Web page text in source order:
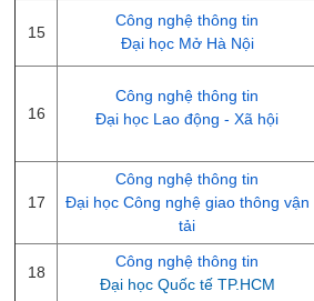
15
Công nghệ thông tin
Đại học Mở Hà Nội
16
Công nghệ thông tin
Đại học Lao động - Xã hội
17
Công nghệ thông tin
Đại học Công nghệ giao thông vận
tải
18
Công nghệ thông tin
Đại học Quốc tế TP.HCM